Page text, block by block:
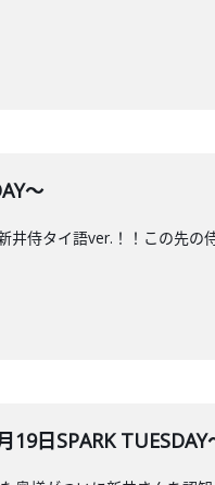
～
侍タイ語ver.！！この先
日SPARK TUESDAY